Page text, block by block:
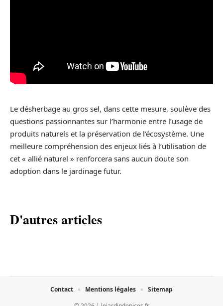
Le désherbage au gros sel, dans cette mesure, soulève des
questions passionnantes sur l’harmonie entre l’usage de
produits naturels et la préservation de l’écosystème. Une
meilleure compréhension des enjeux liés à l’utilisation de
cet « allié naturel » renforcera sans aucun doute son
adoption dans le jardinage futur.
D'autres articles
Contact Mentions légales Sitemap